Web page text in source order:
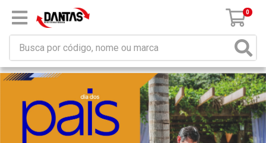
Receba da DANTAS DISTRIBUIDORA mensagem de
promoções e novidades em seu computador e/ou
celular!
Não permitir Permitir
Powered by SendPulse
×
0